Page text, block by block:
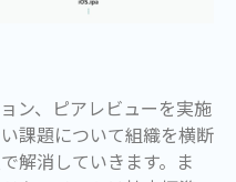
ン、ピアレビューを実施
課題について組織を横断
解消していきます。ま